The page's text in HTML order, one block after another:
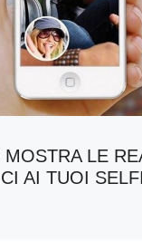
MOSTRA LE
AI TUOI